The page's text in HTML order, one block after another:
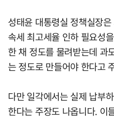
성태윤 대통령실 정책실장
속세 최고세율 인하 필요성
한 채 정도를 물려받는데 과
는 정도로 만들어야 한다고
다만 일각에서는 실제 납부
한다는 주장도 나옵니다.